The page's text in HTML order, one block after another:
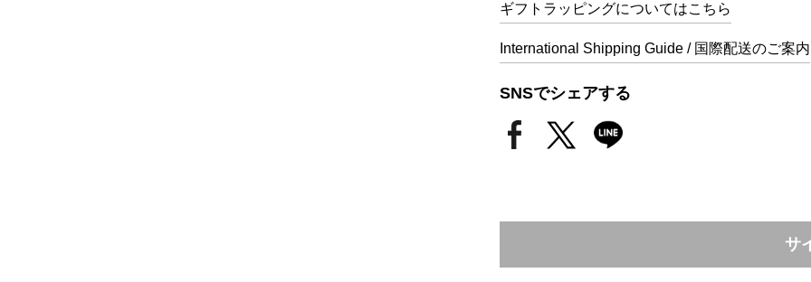
ギフトラッピングについてはこちら
International Shipping Guide / 国際配送のご案内
SNSでシェアする
サ